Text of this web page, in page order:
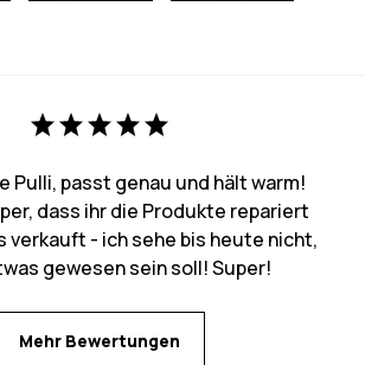
Pulli, passt genau und hält warm!
dass ihr die Produkte repariert
verkauft - ich sehe bis heute nicht,
gewesen sein soll! Super!
Mehr Bewertungen